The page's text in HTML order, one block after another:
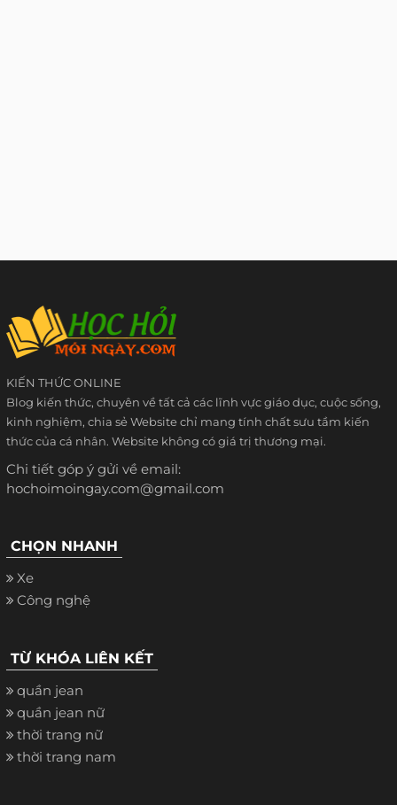
KIẾN THỨC ONLINE
Blog kiến thức, chuyên về tất cả các lĩnh vực giáo dục, cuộc sống,
kinh nghiệm, chia sẻ Website chỉ mang tính chất sưu tầm kiến
thức của cá nhân. Website không có giá trị thương mại.
Chi tiết góp ý gửi về email:
hochoimoingay.com@gmail.com
CHỌN NHANH
Xe
Công nghệ
TỪ KHÓA LIÊN KẾT
quần jean
quần jean nữ
thời trang nữ
thời trang nam